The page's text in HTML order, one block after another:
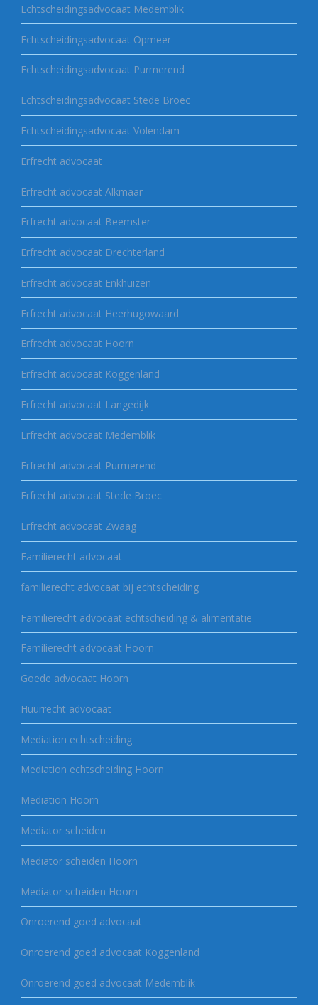
Echtscheidingsadvocaat Medemblik
Echtscheidingsadvocaat Opmeer
Echtscheidingsadvocaat Purmerend
Echtscheidingsadvocaat Stede Broec
Echtscheidingsadvocaat Volendam
Erfrecht advocaat
Erfrecht advocaat Alkmaar
Erfrecht advocaat Beemster
Erfrecht advocaat Drechterland
Erfrecht advocaat Enkhuizen
Erfrecht advocaat Heerhugowaard
Erfrecht advocaat Hoorn
Erfrecht advocaat Koggenland
Erfrecht advocaat Langedijk
Erfrecht advocaat Medemblik
Erfrecht advocaat Purmerend
Erfrecht advocaat Stede Broec
Erfrecht advocaat Zwaag
Familierecht advocaat
familierecht advocaat bij echtscheiding
Familierecht advocaat echtscheiding & alimentatie
Familierecht advocaat Hoorn
Goede advocaat Hoorn
Huurrecht advocaat
Mediation echtscheiding
Mediation echtscheiding Hoorn
Mediation Hoorn
Mediator scheiden
Mediator scheiden Hoorn
Mediator scheiden Hoorn
Onroerend goed advocaat
Onroerend goed advocaat Koggenland
Onroerend goed advocaat Medemblik